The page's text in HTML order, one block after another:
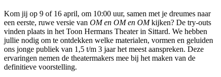
Kom jij op 9 of 16 april, om 10:00 uur, samen met je dreumes naar
een eerste, ruwe versie van OM en OM en OMkijken? De try-outs
vinden plaats in het Toon Hermans Theater in Sittard. We hebben
jullie nodig om te ontdekken welke materialen, vormen en geluiden
ons jonge publiek van 1,5 t/m 3 jaar het meest aanspreken. Deze
ervaringen nemen de theatermakers mee bij het maken van de
definitieve voorstelling.